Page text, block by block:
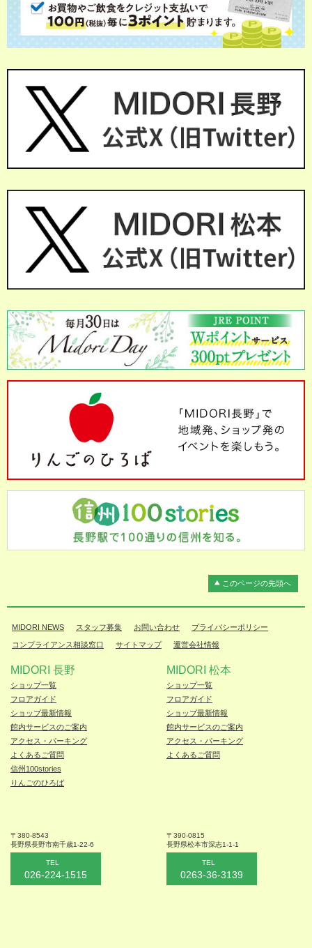
このページの先頭へ
MIDORI NEWS スタッフ募集 お問い合わせ プライバシーポリシー
コンプライアンス相談窓口 サイトマップ 運営会社情報
MIDORI 長野
ショップ一覧
フロアガイド
ショップ最新情報
館内サービスのご案内
アクセス・パーキング
よくあるご質問
信州100stories
りんごのひろば
〒380-8543
長野県長野市南千歳1-22-6
TEL
026-224-1515
MIDORI 松本
ショップ一覧
フロアガイド
ショップ最新情報
館内サービスのご案内
アクセス・パーキング
よくあるご質問
〒390-0815
長野県松本市深志1-1-1
TEL
0263-36-3139